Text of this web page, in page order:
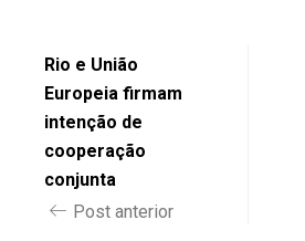
Rio e União
Europeia firmam
intenção de
cooperação
conjunta
Post anterior